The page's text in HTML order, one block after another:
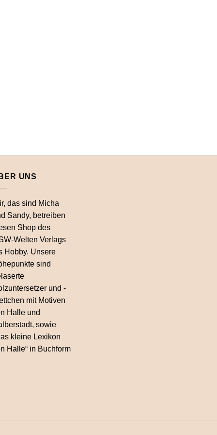
UNS
das sind Micha
Sandy, betreiben
Shop des
Welten Verlags
Hobby. Unsere
sind
und -
mit Motiven
Halle und
sowie
kleine Lexikon
Halle“ in Buchform